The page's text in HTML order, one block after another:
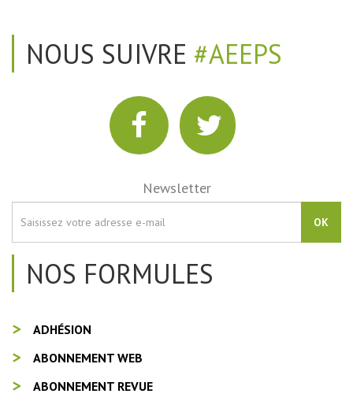
NOUS SUIVRE #AEEPS
Newsletter
OK
NOS FORMULES
ADHÉSION
ABONNEMENT WEB
ABONNEMENT REVUE